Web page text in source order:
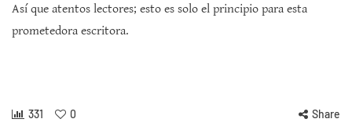
Así que atentos lectores; esto es solo el principio para esta
prometedora escritora.
331 0 Share